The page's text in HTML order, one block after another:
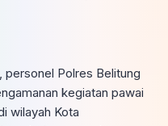
personel Polres Belitung
kegiatan pawai
wilayah Kota